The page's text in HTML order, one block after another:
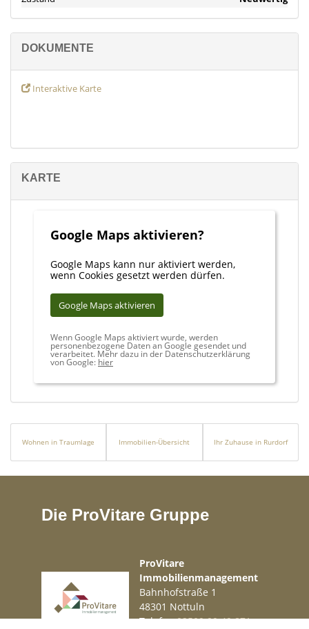
DOKUMENTE
Interaktive Karte
KARTE
Google Maps aktivieren?
Google Maps kann nur aktiviert werden,
wenn Cookies gesetzt werden dürfen.
Google Maps aktivieren
Wenn Google Maps aktiviert wurde, werden
personenbezogene Daten an Google gesendet und
verarbeitet. Mehr dazu in der Datenschutzerklärung
von Google: hier
Wohnen in Traumlage Immobilien-Übersicht Ihr Zuhause in Rurdorf
Die ProVitare Gruppe
ProVitare
Immobilienmanagement
Bahnhofstraße 1
48301 Nottuln
Telefon02509 99 49 871